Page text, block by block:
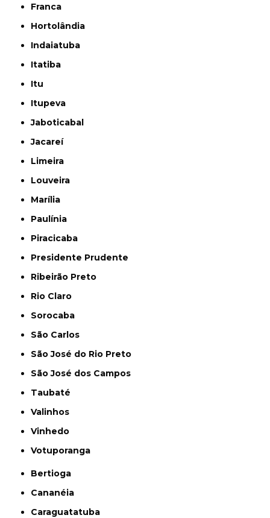
Franca
Hortolândia
Indaiatuba
Itatiba
Itu
Itupeva
Jaboticabal
Jacareí
Limeira
Louveira
Marília
Paulínia
Piracicaba
Presidente Prudente
Ribeirão Preto
Rio Claro
Sorocaba
São Carlos
São José do Rio Preto
São José dos Campos
Taubaté
Valinhos
Vinhedo
Votuporanga
Bertioga
Cananéia
Caraguatatuba